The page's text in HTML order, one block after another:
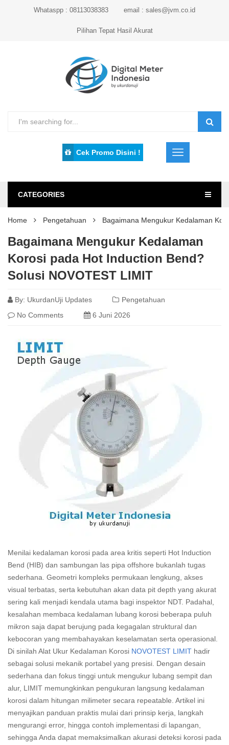
Whataspp : 08113038383 email : sales@jvm.co.id
Pilihan Tepat Hasil Akurat
Cek Promo Disini !
CATEGORIES
Home Pengetahuan Bagaimana Mengukur Kedalaman
Bagaimana Mengukur Kedalaman
Korosi pada Hot Induction Bend?
Solusi NOVOTEST LIMIT
By: UkurdanUji Updates
Pengetahuan
No Comments
6 Juni 2026
Menilai kedalaman korosi pada area kritis seperti Hot Induction
Bend (HIB) dan sambungan las pipa offshore bukanlah tugas
sederhana. Geometri kompleks permukaan lengkung, akses
visual terbatas, serta kebutuhan akan data pit depth yang akurat
sering kali menjadi kendala utama bagi inspektor NDT. Padahal,
kesalahan membaca kedalaman lubang korosi beberapa puluh
mikron saja dapat berujung pada kegagalan struktural dan
kebocoran yang membahayakan keselamatan serta operasional.
Di sinilah Alat Ukur Kedalaman Korosi NOVOTEST LIMIT hadir
sebagai solusi mekanik portabel yang presisi. Dengan desain
sederhana dan fokus tinggi untuk mengukur lubang sempit dan
alur, LIMIT memungkinkan pengukuran langsung kedalaman
korosi dalam hitungan milimeter secara repeatable. Artikel ini
menyajikan panduan praktis mulai dari prinsip kerja, langkah
mengurangi error, hingga contoh implementasi di lapangan,
sehingga Anda dapat memaksimalkan akurasi deteksi korosi pada